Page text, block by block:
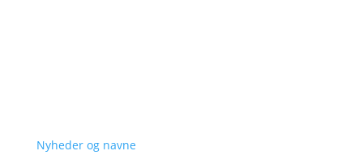
Nyheder og navne